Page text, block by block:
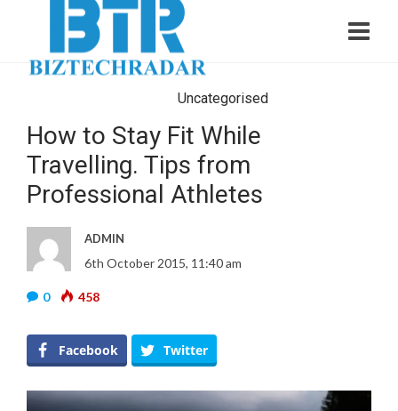
Uncategorised
How to Stay Fit While
Travelling. Tips from
Professional Athletes
ADMIN
6th October 2015, 11:40 am
0 458
Facebook Twitter